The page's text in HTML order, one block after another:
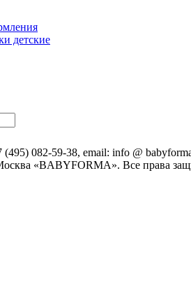
детские
082-59-38, email: info @
«BABYFORMA». Все права